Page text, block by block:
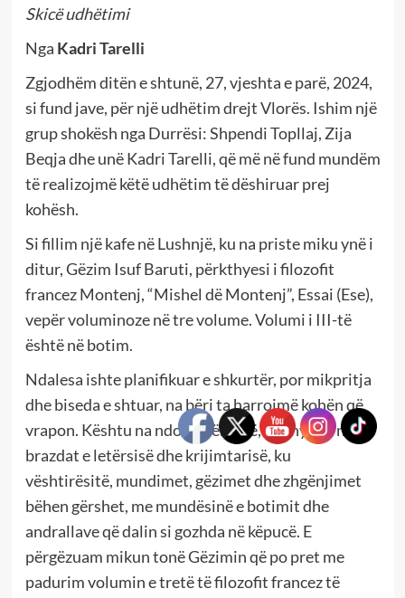
Skicë udhëtimi
Nga Kadri Tarelli
Zgjodhëm ditën e shtunë, 27, vjeshta e parë, 2024,
si fund jave, për një udhëtim drejt Vlorës. Ishim një
grup shokësh nga Durrësi: Shpendi Topllaj, Zija
Beqja dhe unë Kadri Tarelli, që më në fund mundëm
të realizojmë këtë udhëtim të dëshiruar prej
kohësh.
Si fillim një kafe në Lushnjë, ku na priste miku ynë i
ditur, Gëzim Isuf Baruti, përkthyesi i filozofit
francez Montenj, “Mishel dë Montenj”, Essai (Ese),
vepër voluminoze në tre volume. Volumi i III-të
është në botim.
Ndalesa ishte planifikuar e shkurtër, por mikpritja
dhe biseda e shtuar, na bëri ta harrojmë kohën që
vrapon. Kështu na ndodh përherë, kur hyjmë në
brazdat e letërsisë dhe krijimtarisë, ku
vështirësitë, mundimet, gëzimet dhe zhgënjimet
bëhen gërshet, me mundësinë e botimit dhe
andrallave që dalin si gozhda në këpucë. E
përgëzuam mikun tonë Gëzimin që po pret me
padurim volumin e tretë të filozofit francez të